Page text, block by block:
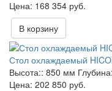
168 354 руб.
В корзину
Стол охлаждаемый
Высота:: 850 мм
202 850 руб.